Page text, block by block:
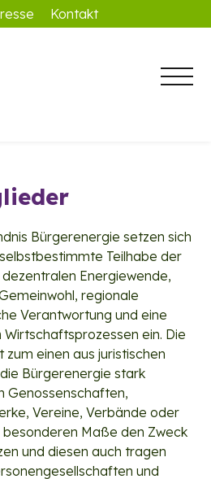
Kontakt
Bürgerenergie setzen sich
Teilhabe der
Energiewende,
regionale
Verantwortung und eine
ein. Die
einen aus juristischen
Bürgerenergie stark
Genossenschaften,
Vereine, Verbände oder
besonderen Maße den Zweck
und diesen auch tragen
und